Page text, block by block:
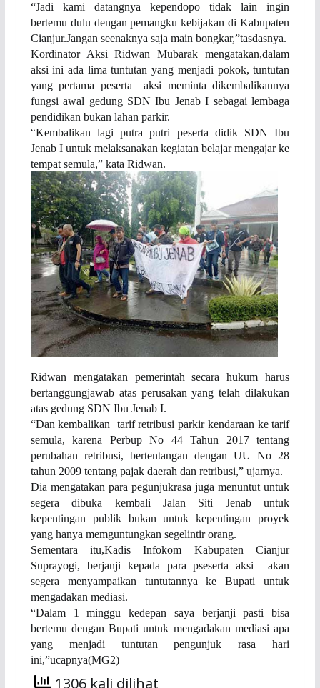
“Jadi kami datangnya kependopo tidak lain ingin
bertemu dulu dengan pemangku kebijakan di Kabupaten
Cianjur.Jangan seenaknya saja main bongkar,”tasdasnya.
Kordinator Aksi Ridwan Mubarak mengatakan,dalam
aksi ini ada lima tuntutan yang menjadi pokok, tuntutan
yang pertama peserta aksi meminta dikembalikannya
fungsi awal gedung SDN Ibu Jenab I sebagai lembaga
pendidikan bukan lahan parkir.
“Kembalikan lagi putra putri peserta didik SDN Ibu
Jenab I untuk melaksanakan kegiatan belajar mengajar ke
tempat semula,” kata Ridwan.
Ridwan mengatakan pemerintah secara hukum harus
bertanggungjawab atas perusakan yang telah dilakukan
atas gedung SDN Ibu Jenab I.
“Dan kembalikan tarif retribusi parkir kendaraan ke tarif
semula, karena Perbup No 44 Tahun 2017 tentang
perubahan retribusi, bertentangan dengan UU No 28
tahun 2009 tentang pajak daerah dan retribusi,” ujarnya.
Dia mengatakan para pegunjukrasa juga menuntut untuk
segera dibuka kembali Jalan Siti Jenab untuk
kepentingan publik bukan untuk kepentingan proyek
yang hanya memguntungkan segelintir orang.
Sementara itu,Kadis Infokom Kabupaten Cianjur
Suprayogi, berjanji kepada para pseserta aksi akan
segera menyampaikan tuntutannya ke Bupati untuk
mengadakan mediasi.
“Dalam 1 minggu kedepan saya berjanji pasti bisa
bertemu dengan Bupati untuk mengadakan mediasi apa
yang menjadi tuntutan pengunjuk rasa hari
ini,”ucapnya(MG2)
1306 kali dilihat